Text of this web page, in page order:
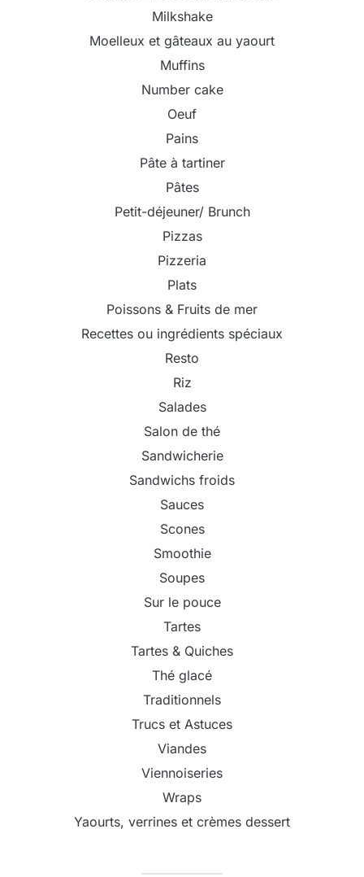
Milkshake
Moelleux et gâteaux au yaourt
Muffins
Number cake
Oeuf
Pains
Pâte à tartiner
Pâtes
Petit-déjeuner/ Brunch
Pizzas
Pizzeria
Plats
Poissons & Fruits de mer
Recettes ou ingrédients spéciaux
Resto
Riz
Salades
Salon de thé
Sandwicherie
Sandwichs froids
Sauces
Scones
Smoothie
Soupes
Sur le pouce
Tartes
Tartes & Quiches
Thé glacé
Traditionnels
Trucs et Astuces
Viandes
Viennoiseries
Wraps
Yaourts, verrines et crèmes dessert